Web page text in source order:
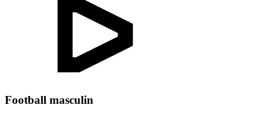
Football masculin